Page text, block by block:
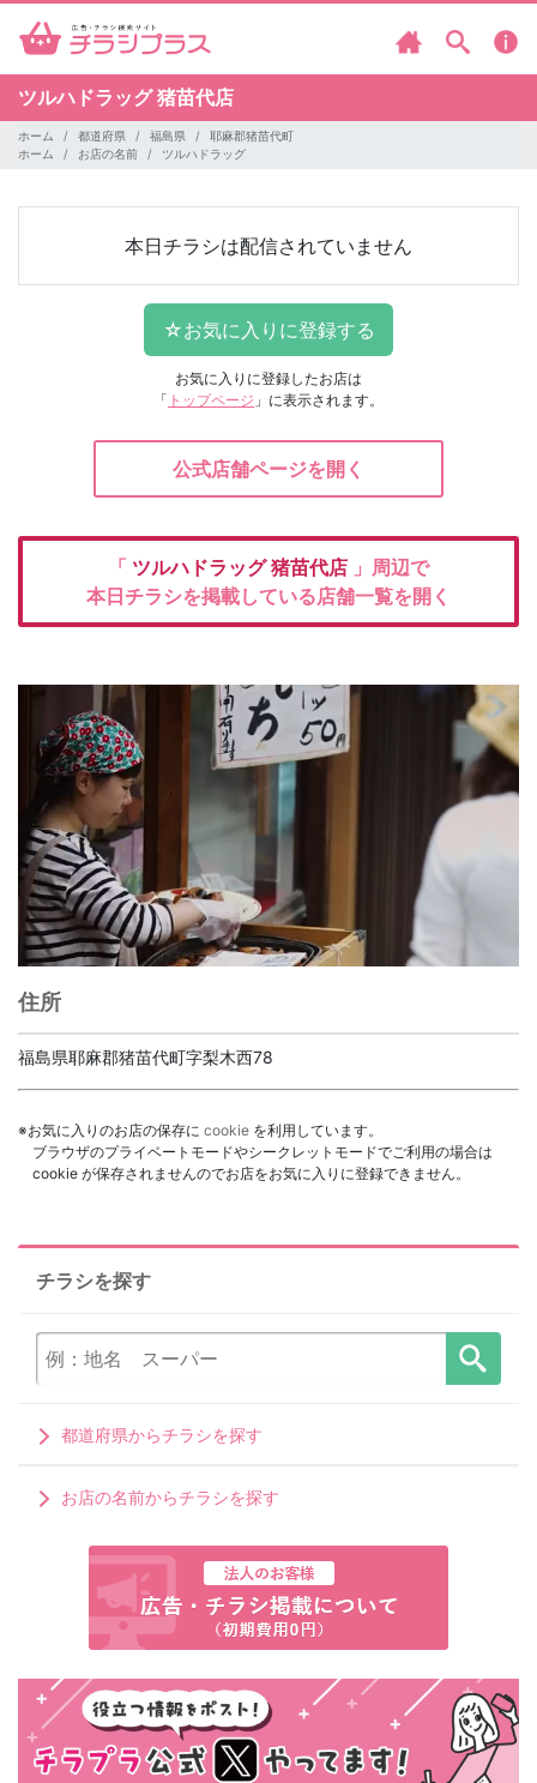
ツルハドラッグ猪苗代店
ホーム 都道府県 福島県
耶麻郡猪苗代町
ホーム
お店の名前 ツルハドラッグ
本日チラシは配信されていません
お気に入りに登録したお店は
「 トップページ 」に表示されます。
公式店舗ページを開く
「 ツルハドラッグ猪苗代店 」周辺で
本日チラシを掲載している店舗一覧を開く
住所
福島県耶麻郡猪苗代町字梨木西78
※お気に入りのお店の保存に cookie を利用しています。
ブラウザのプライベートモードやシークレットモードでご利用の場合は
cookie が保存されませんのでお店をお気に入りに登録できません。
チラシを探す
都道府県からチラシを探す
お店の名前からチラシを探す